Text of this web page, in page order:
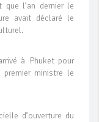
l’an dernier le
avait déclaré le
à Phuket pour
premier ministre le
d’ouverture du